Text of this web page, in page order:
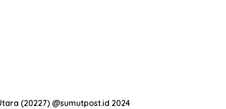
(20227) @sumutpost.id 2024